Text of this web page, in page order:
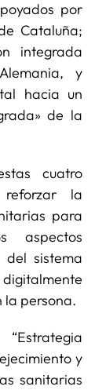
por
Cataluña;
integrada
y
hacia un
de la
cuatro
reforzar la
para
aspectos
sistema
persona.
y
sanitarias